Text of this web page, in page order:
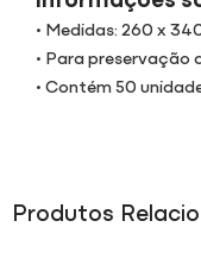
• Medidas: 260 x
• Para
• Contém 50
Produtos